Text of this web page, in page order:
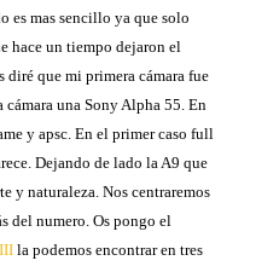
es mas sencillo ya que solo
hace un tiempo dejaron el
que mi primera cámara fue
una Sony Alpha 55. En
y apsc. En el primer caso full
Dejando de lado la A9 que
y naturaleza. Nos centraremos
del numero. Os pongo el
la podemos encontrar en tres